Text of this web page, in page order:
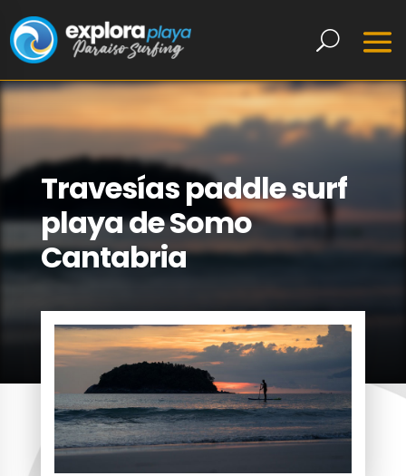
Travesías paddle surf
playa de Somo
Cantabria